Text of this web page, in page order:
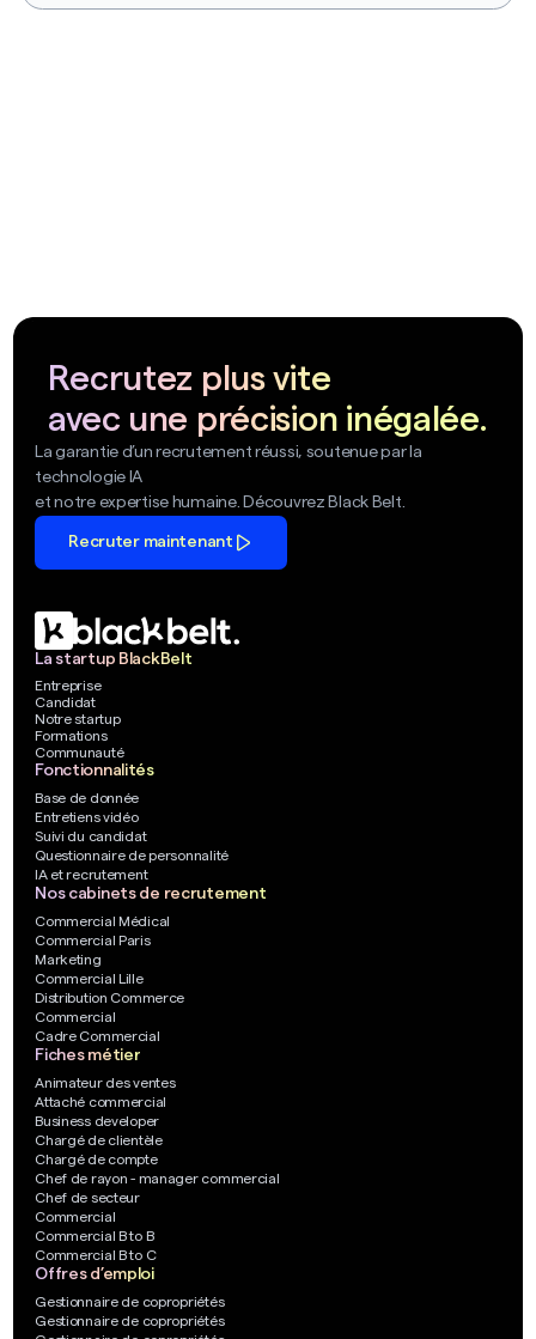
Recrutez plus vite
avec une précision inégalée.
La garantie d’un recrutement réussi, soutenue par la
technologie IA
et notre expertise humaine. Découvrez Black Belt.
Recruter maintenant
La startup BlackBelt
Entreprise
Candidat
Notre startup
Formations
Communauté
Fonctionnalités
Base de donnée
Entretiens vidéo
Suivi du candidat
Questionnaire de personnalité
IA et recrutement
Nos cabinets de recrutement
Commercial Médical
Commercial Paris
Marketing
Commercial Lille
Distribution Commerce
Commercial
Cadre Commercial
Fiches métier
Animateur des ventes
Attaché commercial
Business developer
Chargé de clientèle
Chargé de compte
Chef de rayon - manager commercial
Chef de secteur
Commercial
Commercial B to B
Commercial B to C
Offres d’emploi
Gestionnaire de copropriétés
Gestionnaire de copropriétés